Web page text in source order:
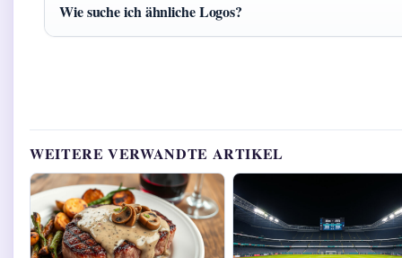
Wie suche ich ähnliche Logos?
WEITERE VERWANDTE ARTIKEL